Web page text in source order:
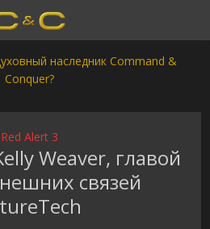
Red Alert 3
Weaver, главой
связей